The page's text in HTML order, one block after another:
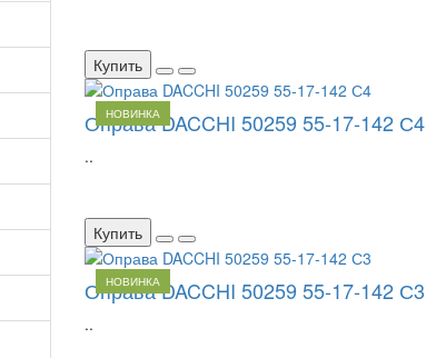
Купить
НОВИНКА
Оправа DACCHI 50259 55-17-142 С4
..
Купить
НОВИНКА
Оправа DACCHI 50259 55-17-142 С3
..